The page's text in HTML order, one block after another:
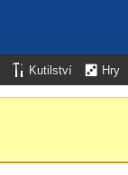
Kutilství Hry